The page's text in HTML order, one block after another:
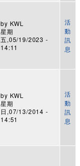
by KWL
星期
五,05/19/2023 -
14:11
活
動
訊
息
by KWL
星期
日,07/13/2014 -
14:51
活
動
訊
息